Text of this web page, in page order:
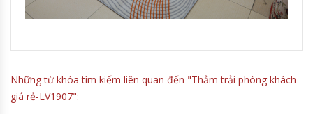
Những từ khóa tìm kiếm liên quan đến "Thảm trải phòng khách
giá rẻ-LV1907":